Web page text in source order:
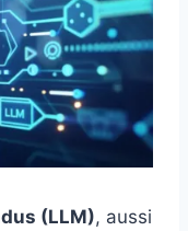
(LLM), aussi